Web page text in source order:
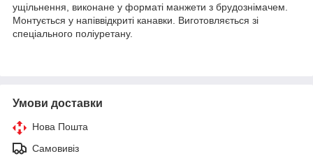
ущільнення, виконане у форматі манжети з брудознімачем.
Монтується у напіввідкриті канавки. Виготовляється зі
спеціального поліуретану.
Умови доставки
Нова Пошта
Самовивіз